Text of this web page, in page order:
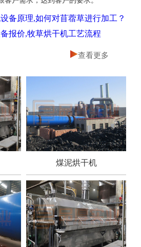
备原理,如何对苜蓿草进行加工？
报价,牧草烘干机工艺流程
查看更多
煤泥烘干机